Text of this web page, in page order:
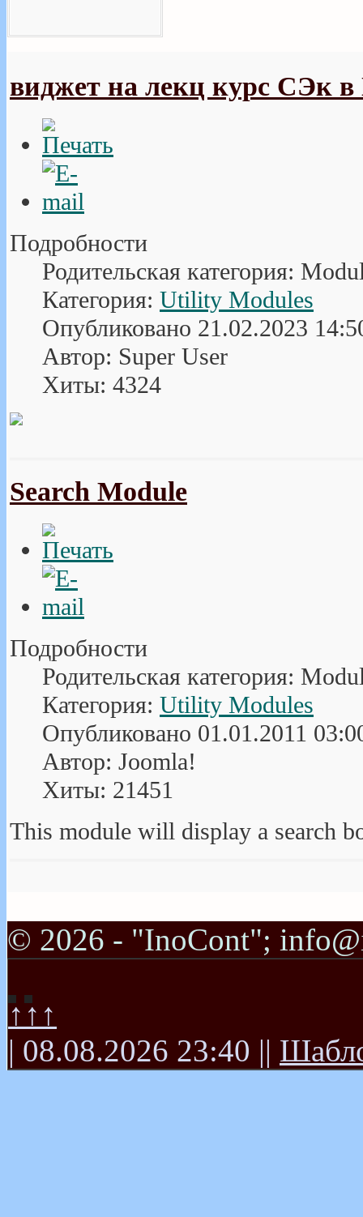
виджет на лекц курс СЭк
Подробности
Родительская категория:
Категория: Utility Modules
Опубликовано 21.02.2023
Автор: Super User
Хиты: 4324
Search Module
Подробности
Родительская категория:
Категория: Utility Modules
Опубликовано 01.01.2011
Автор: Joomla!
Хиты: 21451
This module will display a search
© 2026 - "InoCont";
↑↑↑
| 08.08.2026 23:40 ||